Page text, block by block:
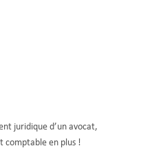
juridique d’un avocat,
comptableen plus !